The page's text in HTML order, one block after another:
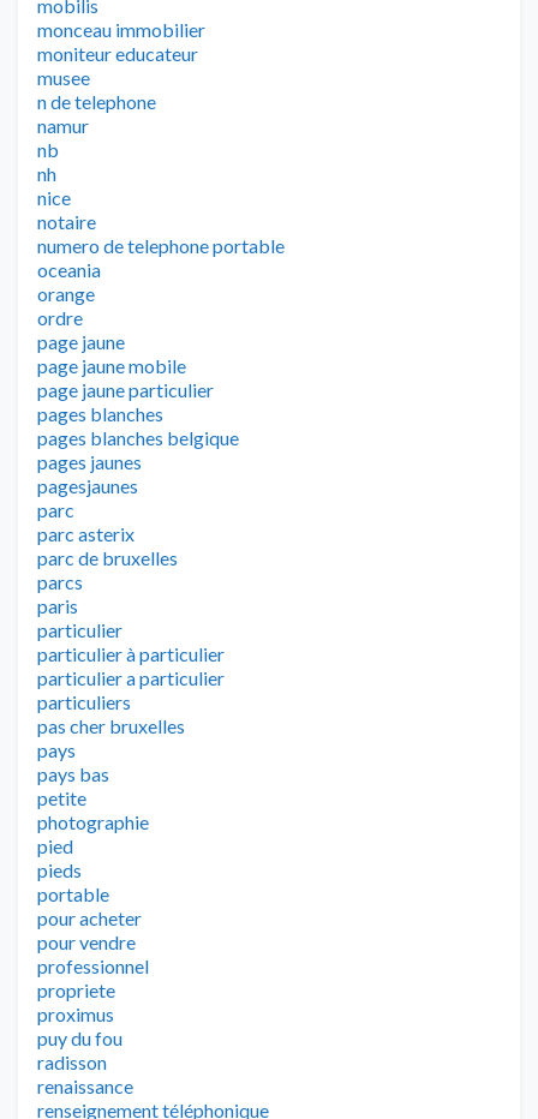
mobilis
monceau immobilier
moniteur educateur
musee
n de telephone
namur
nb
nh
nice
notaire
numero de telephone portable
oceania
orange
ordre
page jaune
page jaune mobile
page jaune particulier
pages blanches
pages blanches belgique
pages jaunes
pagesjaunes
parc
parc asterix
parc de bruxelles
parcs
paris
particulier
particulier à particulier
particulier a particulier
particuliers
pas cher bruxelles
pays
pays bas
petite
photographie
pied
pieds
portable
pour acheter
pour vendre
professionnel
propriete
proximus
puy du fou
radisson
renaissance
renseignement téléphonique